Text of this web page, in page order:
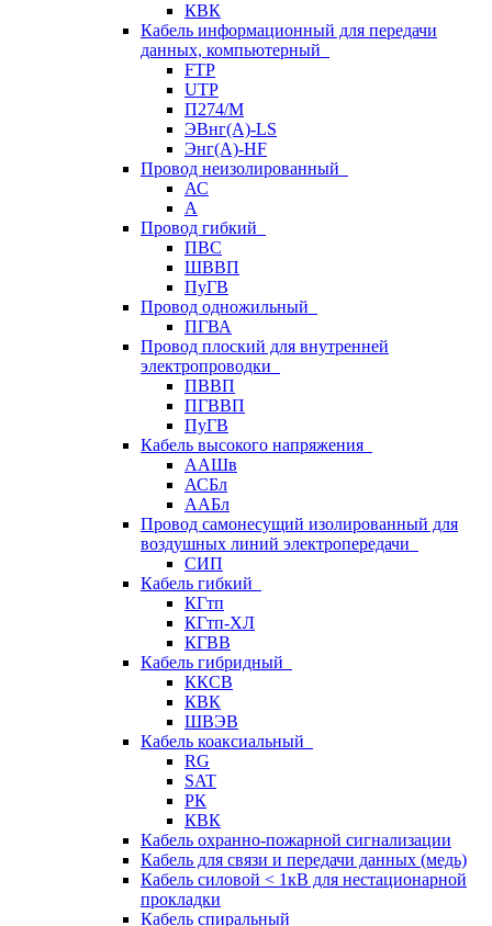
КВК
Кабель информационный для передачи
данных, компьютерный
FTP
UTP
П274/М
ЭВнг(А)-LS
Энг(А)-HF
Провод неизолированный
АС
А
Провод гибкий
ПВС
ШВВП
ПуГВ
Провод одножильный
ПГВА
Провод плоский для внутренней
электропроводки
ПВВП
ПГВВП
ПуГВ
Кабель высокого напряжения
ААШв
АСБл
ААБл
Провод самонесущий изолированный для
воздушных линий электропередачи
СИП
Кабель гибкий
КГтп
КГтп-ХЛ
КГВВ
Кабель гибридный
ККСВ
КВК
ШВЭВ
Кабель коаксиальный
RG
SAT
РК
КВК
Кабель охранно-пожарной сигнализации
Кабель для связи и передачи данных (медь)
Кабель силовой < 1кВ для нестационарной
прокладки
Кабель спиральный